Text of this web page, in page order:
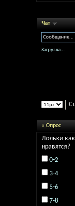
Чат
Загрузка...
» Опрос
Лольки
нравятся?
0-2
3-4
5-6
7-8